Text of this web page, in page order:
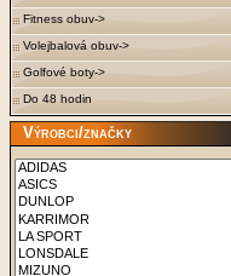
Fitness obuv->
Volejbalová obuv->
Golfové boty->
Do 48 hodin
Výrobci/značky